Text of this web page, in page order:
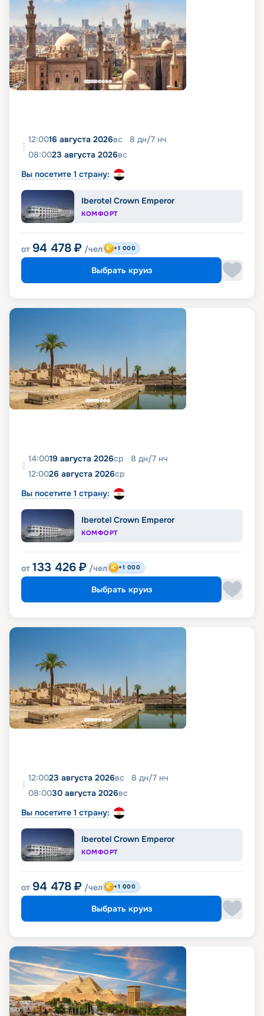
12:0016 августа 2026вс 8 дн/7 нч
08:0023 августа 2026вс
Вы посетите 1 страну:
Iberotel Crown Emperor
КОМФОРТ
от 94 478 ₽ /чел +1 000
Выбрать круиз
14:0019 августа 2026ср 8 дн/7 нч
12:0026 августа 2026ср
Вы посетите 1 страну:
Iberotel Crown Emperor
КОМФОРТ
от 133 426 ₽ /чел +1 000
Выбрать круиз
12:0023 августа 2026вс 8 дн/7 нч
08:0030 августа 2026вс
Вы посетите 1 страну:
Iberotel Crown Emperor
КОМФОРТ
от 94 478 ₽ /чел +1 000
Выбрать круиз